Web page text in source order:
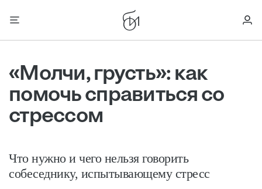
«Молчи, грусть»: как
помочь справиться со
стрессом
Что нужно и чего нельзя говорить
собеседнику, испытывающему стресс